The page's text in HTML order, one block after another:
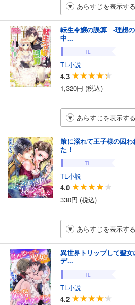
あらすじを表示する
転生令嬢の誤算 ‐理想の
中...
TL
TL小説
4.3
1,320円 (税込)
あらすじを表示する
策に溺れて王子様の囚
た！
TL
TL小説
4.0
330円 (税込)
あらすじを表示する
異世界トリップして聖
デ...
TL
TL小説
4.2